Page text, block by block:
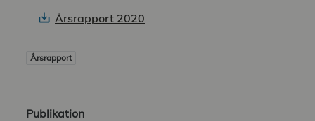
Årsrapport 2020
Årsrapport
Publikation